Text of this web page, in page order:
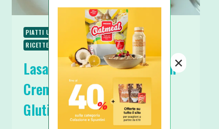
PIATTI UNICI RICETTE
RICETTE SENZA GLUTINE
RICETTE VEGANE
RICETTE VEGETARIANE
Lasagna di Patate Dolci con
Crema di Peperoni Senza
Glutine
×